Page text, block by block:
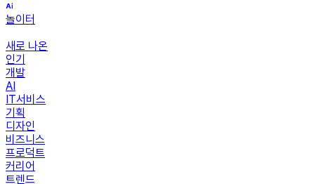
놀이터
새로 나온
인기
개발
AI
IT서비스
기획
디자인
비즈니스
프로덕트
커리어
트렌드